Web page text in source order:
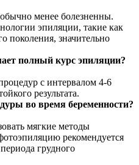
менее болезненны.
эпиляции, такие как
поколения, значительно
полный курс эпиляции?
с интервалом 4-6
результата.
во время беременности?
мягкие методы
рекомендуется
грудного